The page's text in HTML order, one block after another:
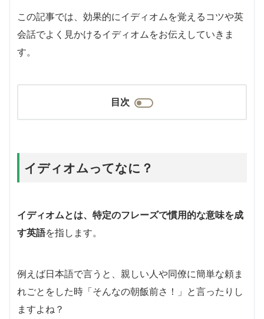
この記事では、効果的にイディオムを覚えるコツや英
会話でよく見かけるイディオムをお伝えしていきま
す。
目次
イディオムってなに？
イディオムとは、特定のフレーズで慣用的な意味を成
す英語を指します。
例えば日本語で言うと、親しい人や同僚に簡単な頼ま
れごとをした時「そんなの朝飯前さ！」と言ったりし
ますよね？